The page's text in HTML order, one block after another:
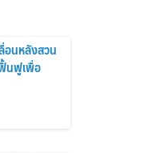
อนหลังสวน
นฟูเพื่อ